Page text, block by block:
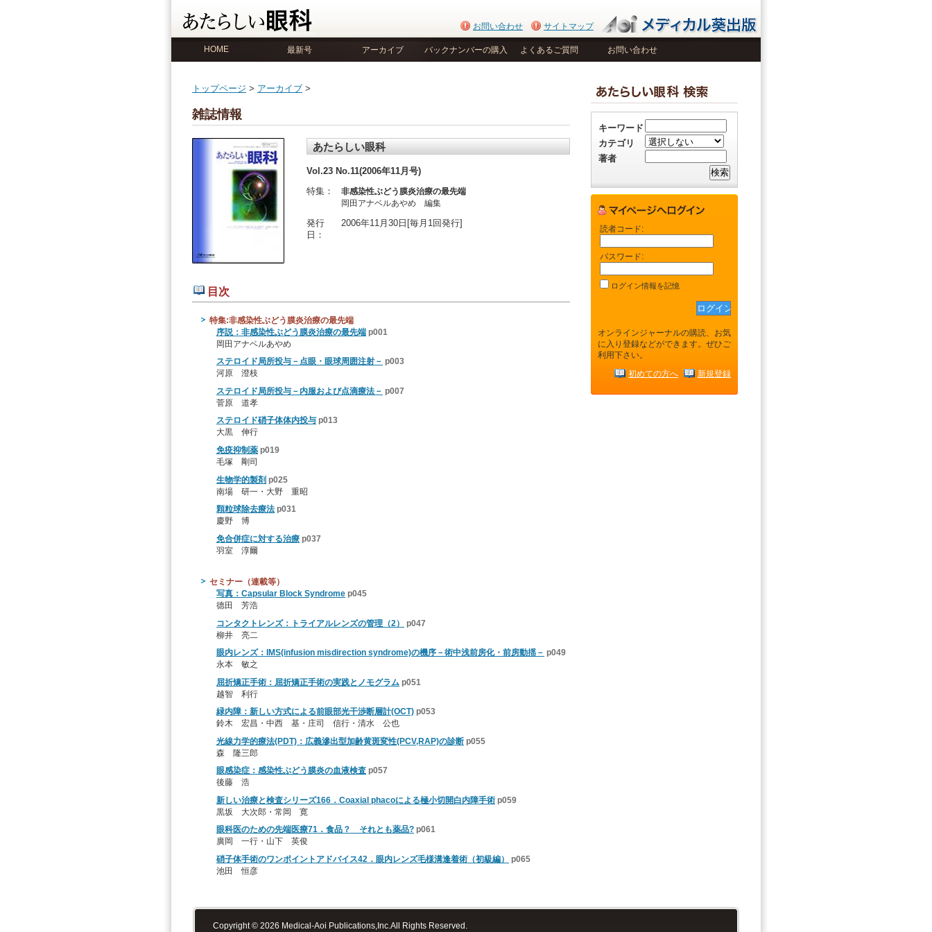
お問い合わせ サイトマップ
HOME 最新号 アーカイブ バックナンバーの購入 よくあるご質問 お問い合わせ
トップページ > アーカイブ >
雑誌情報
あたらしい眼科
Vol.23 No.11(2006年11月号)
特集：
非感染性ぶどう膜炎治療の最先端
岡田アナベルあやめ 編集
発行
日：
2006年11月30日[毎月1回発行]
目次
特集:非感染性ぶどう膜炎治療の最先端
序説：非感染性ぶどう膜炎治療の最先端 p001
岡田アナベルあやめ
ステロイド局所投与－点眼・眼球周囲注射－ p003
河原 澄枝
ステロイド局所投与－内服および点滴療法－ p007
菅原 道孝
ステロイド硝子体体内投与 p013
大黒 伸行
免疫抑制薬 p019
毛塚 剛司
生物学的製剤 p025
南場 研一・大野 重昭
顆粒球除去療法 p031
慶野 博
免合併症に対する治療 p037
羽室 淳爾
セミナー（連載等）
写真：Capsular Block Syndrome p045
德田 芳浩
コンタクトレンズ：トライアルレンズの管理（2）
p047
柳井 亮二
眼内レンズ：IMS(infusion misdirection syndrome)の機序－術中浅前房化・前房動揺－ p049
永本 敏之
屈折矯正手術：屈折矯正手術の実践とノモグラム p051
越智 利行
緑内障：新しい方式による前眼部光干渉断層計(OCT) p053
鈴木 宏昌・中西 基・庄司 信行・清水 公也
光線力学的療法(PDT)：広義滲出型加齢黄斑変性(PCV,RAP)の診断 p055
森 隆三郎
眼感染症：感染性ぶどう膜炎の血液検査 p057
後藤 浩
新しい治療と検査シリーズ166．Coaxial phacoによる極小切開白内障手術 p059
黒坂 大次郎・常岡 寛
眼科医のための先端医療71．食品？ それとも薬品? p061
廣岡 一行・山下 英俊
硝子体手術のワンポイントアドバイス42．眼内レンズ毛様溝逢着術（初級編）
p065
池田 恒彦
キーワード
カテゴリ
著者
読者コード:
パスワード:
ログイン情報を記憶
オンラインジャーナルの購読、お気
に入り登録などができます。ぜひご
利用下さい。
初めての方へ 新規登録
Copyright © 2026 Medical-Aoi Publications,Inc.All Rights Reserved.